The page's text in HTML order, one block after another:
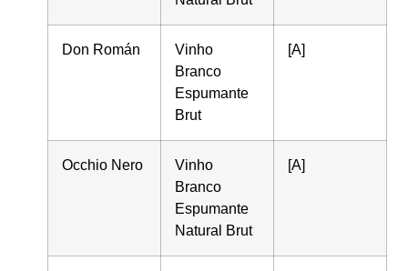
Don Román
Vinho
Branco
Espumante
Brut
[A]
Occhio Nero
Vinho
Branco
Espumante
Natural Brut
[A]